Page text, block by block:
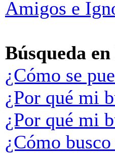
Amigos e
Búsqueda
¿Cómo se
¿Por qué mi
¿Por qué mi
¿Cómo